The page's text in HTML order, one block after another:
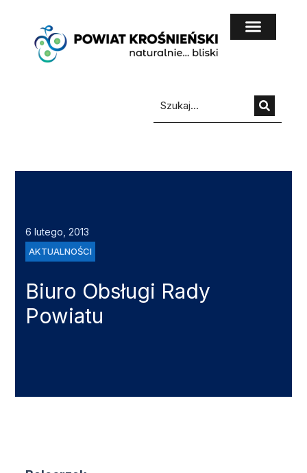
6 lutego, 2013
AKTUALNOŚCI
Biuro Obsługi Rady
Powiatu